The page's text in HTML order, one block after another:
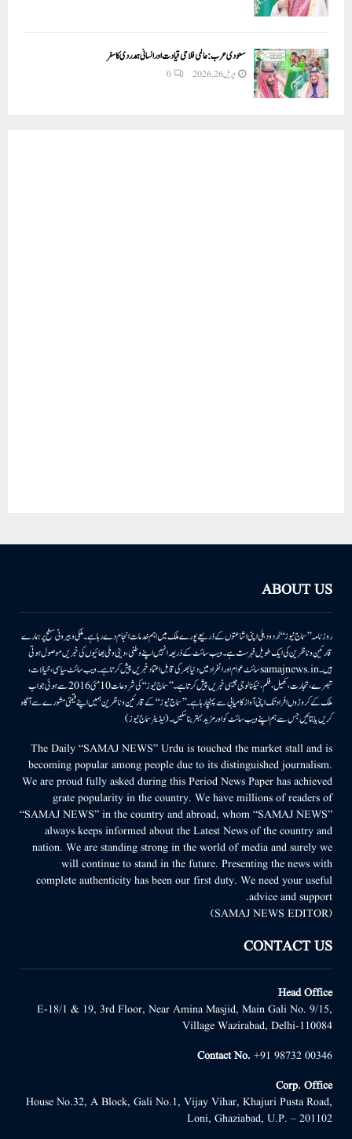
سعودی عرب: عالمی فلاحی قیادت اور انسانی ہمدردی کا سفر
اپریل 26, 2026 0
ABOUT US
روزنامہ ’’سماج نیوز‘‘ اُردو دہلی اپنی اشاعتوں کے ذریعے پورے ملک میں اہم خدمات انجام دے رہا ہے۔ ملکی وبیرونی سطح پر ہمارے
قارئین وناظرین کی ایک طویل فہرست ہے۔ ویب سائٹ کے ذریعہ انہیں اپنے وطنی، دینی وملی بھائیوں کی خبریں موصول ہوتی
ہیں۔samajnews.inسائٹ عوام اور انفراد میں دنیا بھر کی قابل اعتماد خبریں پیش کرتا ہے۔ ویب سائٹ سیاسی، خیالات،
تبصرے، تجارت، کھیل، فلم، ٹیکنالوجی جیسی خبریں پیش کرتا ہے۔ ’’سماج نیوز‘‘ کی شروعات 10مئی 2016 سے ہوئی جو اب
ملک کے کروڑوں افراد تک اپنی آواز کامیابی سے پہنچا رہا ہے۔ ’’سماج نیوز‘‘ کے قارئین وناظرین ہمیں اپنے قیمتی مشورے سے آگاہ
کریں یا بتائیں جس سے ہم اپنے ویب سائٹ کو اور مزید بہتر بناسکیں۔ (ایڈیٹر سماج نیوز)
The Daily “SAMAJ NEWS” Urdu is touched the market stall and is
becoming popular among people due to its distinguished journalism.
We are proud fully asked during this Period News Paper has achieved
grate popularity in the country. We have millions of readers of
“SAMAJ NEWS” in the country and abroad, whom “SAMAJ NEWS”
always keeps informed about the Latest News of the country and
nation. We are standing strong in the world of media and surely we
will continue to stand in the future. Presenting the news with
complete authenticity has been our first duty. We need your useful
advice and support.
(SAMAJ NEWS EDITOR)
CONTACT US
Head Office
E-18/1 & 19, 3rd Floor, Near Amina Masjid, Main Gali No. 9/15,
Village Wazirabad, Delhi-110084
Contact No. +91 98732 00346
Corp. Office
House No.32, A Block, Gali No.1, Vijay Vihar, Khajuri Pusta Road,
Loni, Ghaziabad, U.P. – 201102